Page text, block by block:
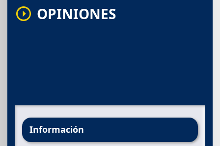
arrow_drop_down_circle OPINIONES
Información